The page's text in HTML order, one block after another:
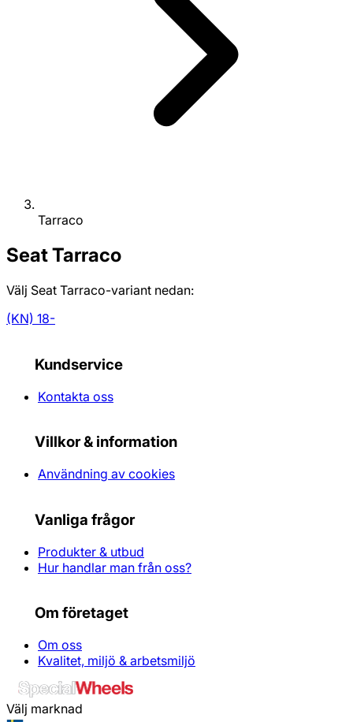
Tarraco
SeatTarraco
Välj Seat Tarraco-variant nedan:
(KN) 18-
Kundservice
Kontakta oss
Villkor & information
Användning av cookies
Vanliga frågor
Produkter & utbud
Hur handlar man från oss?
Om företaget
Om oss
Kvalitet, miljö & arbetsmiljö
Välj marknad